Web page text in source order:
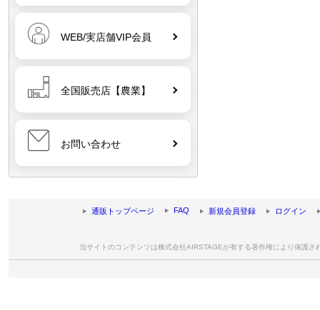
WEB/実店舗VIP会員
全国販売店【農業】
お問い合わせ
通販トップページ FAQ 新規会員登録 ログイン
当サイトのコンテンツは株式会社AIRSTAGEが有する著作権により保護